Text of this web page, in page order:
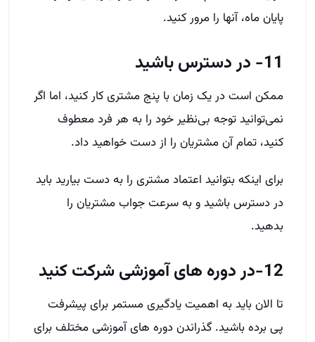
پایان ماه، آنها را مرور کنید.
11- در دسترس باشید
ممکن است در یک زمان با پنج مشتری کار کنید، اما اگر
نمی‌توانید توجه بی‌نظیر خود را به هر فرد معطوف
کنید، تمام آن مشتریان را از دست خواهید داد.
برای اینکه بتوانید اعتماد مشتری را به دست بیارید باید
در دسترس باشید و به سرعت جواب مشتریان را
بدهید.
12-در دوره های آموزشی شرکت کنید
تا الان باید به اهمیت یادگیری مستمر برای پیشرفت
پی برده باشید. گذراندن دوره های آموزشی مختلف برای